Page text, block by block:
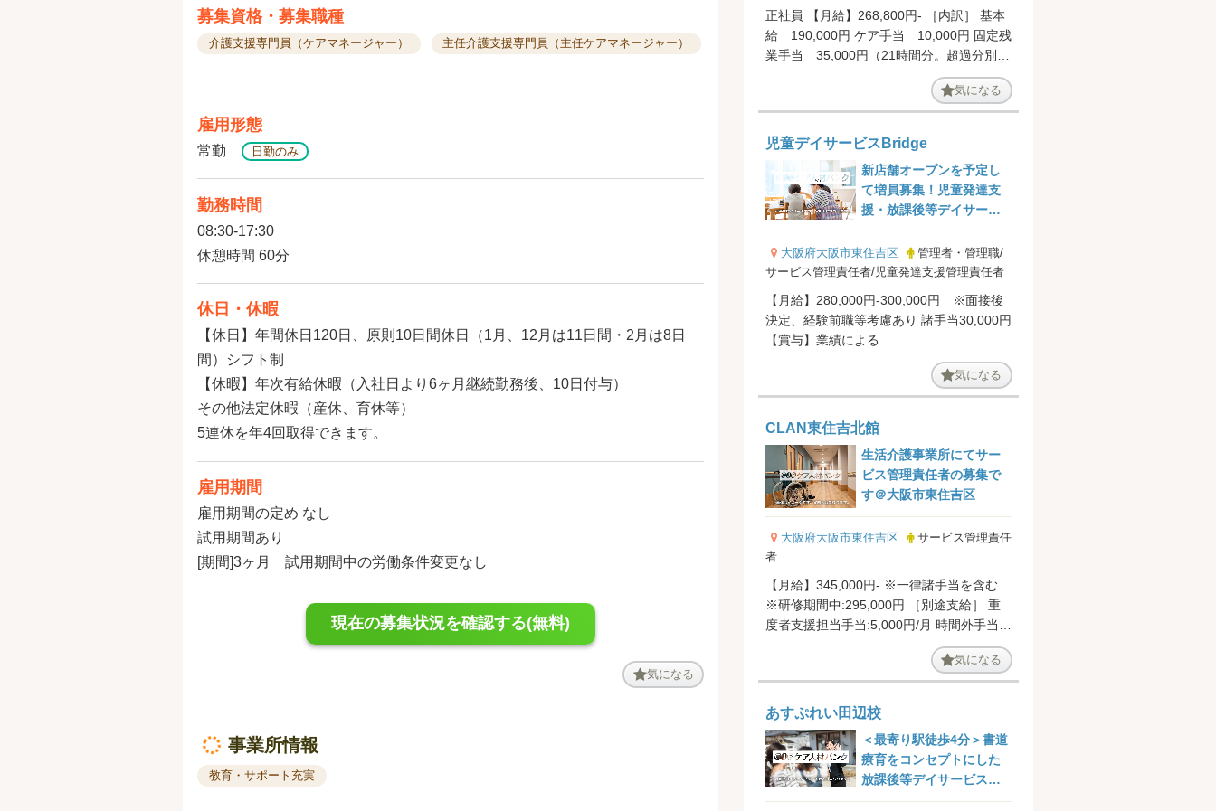
募集資格・募集職種
介護支援専門員（ケアマネージャー） 主任介護支援専門員（主任ケアマネージャー）
雇用形態
常勤 日勤のみ
勤務時間
08:30-17:30
休憩時間 60分
休日・休暇
【休日】年間休日120日、原則10日間休日（1月、12月は11日間・2月は8日
間）シフト制
【休暇】年次有給休暇（入社日より6ヶ月継続勤務後、10日付与）
その他法定休暇（産休、育休等）
5連休を年4回取得できます。
雇用期間
雇用期間の定め なし
試用期間あり
[期間]3ヶ月 試用期間中の労働条件変更なし
現在の募集状況を確認する(無料)
気になる
事業所情報
教育・サポート充実
正社員 【月給】268,800円- ［内訳］ 基本
給 190,000円 ケア手当 10,000円 固定残
業手当 35,000円（21時間分。超過分別途
気になる
児童デイサービスBridge
新店舗オープンを予定し
て増員募集！児童発達支
援・放課後等デイサービ
スでの児童発達支援管理
責任...
大阪府大阪市東住吉区
管理者・管理職/
サービス管理責任者/児童発達支援管理責任者
【月給】280,000円-300,000円 ※面接後
決定、経験前職等考慮あり 諸手当30,000円
【賞与】業績による
気になる
CLAN東住吉北館
生活介護事業所にてサー
ビス管理責任者の募集で
す＠大阪市東住吉区
大阪府大阪市東住吉区
サービス管理責任
者
【月給】345,000円- ※一律諸手当を含む
※研修期間中:295,000円 ［別途支給］ 重
度者支援担当手当:5,000円/月 時間外手当
気になる
あすぷれい田辺校
＜最寄り駅徒歩4分＞書道
療育をコンセプトにした
放課後等デイサービスに
て児童発達支援管理責任